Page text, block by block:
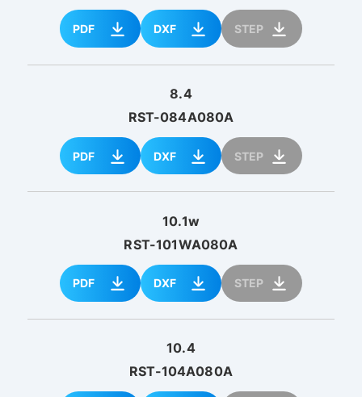
PDF DXF STEP
8.4
RST-084A080A
PDF DXF STEP
10.1w
RST-101WA080A
PDF DXF STEP
10.4
RST-104A080A